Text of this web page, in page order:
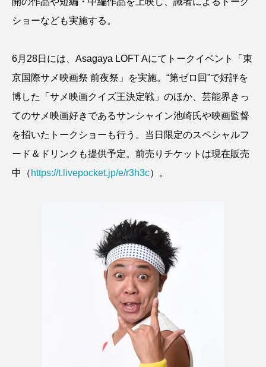
ショーなども実施する。
6月28日には、Asagaya LOFT Aにてトークイベント「東
京国際サメ映画祭 前夜祭」を実施。“第ゼロ回”で好評を
博した「サメ映画クイズ王決定戦」のほか、芸能界きっ
てのサメ映画好きであるサンシャイン池崎氏や映画監督
を招いたトークショーも行う。当日限定のスペシャルフ
ード＆ドリンクも提供予定。前売りチケットは現在販売
中（ https://t.livepocket.jp/e/r3h3c）。